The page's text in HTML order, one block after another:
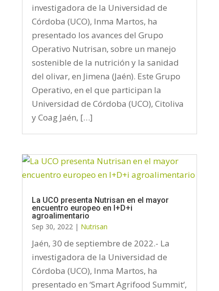
investigadora de la Universidad de
Córdoba (UCO), Inma Martos, ha
presentado los avances del Grupo
Operativo Nutrisan, sobre un manejo
sostenible de la nutrición y la sanidad
del olivar, en Jimena (Jaén). Este Grupo
Operativo, en el que participan la
Universidad de Córdoba (UCO), Citoliva
y Coag Jaén, […]
La UCO presenta Nutrisan en el mayor
encuentro europeo en I+D+i
agroalimentario
Sep 30, 2022| Nutrisan
Jaén, 30 de septiembre de 2022.- La
investigadora de la Universidad de
Córdoba (UCO), Inma Martos, ha
presentado en ‘Smart Agrifood Summit‘,